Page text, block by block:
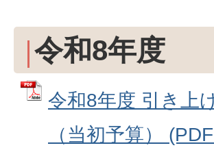
令和8年度
令和8年度 引き上
（当初予算）